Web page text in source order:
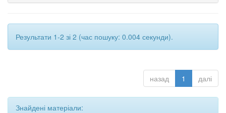
Результати 1-2 зі 2 (час пошуку: 0.004 секунди).
назад 1 далі
Знайдені матеріали: